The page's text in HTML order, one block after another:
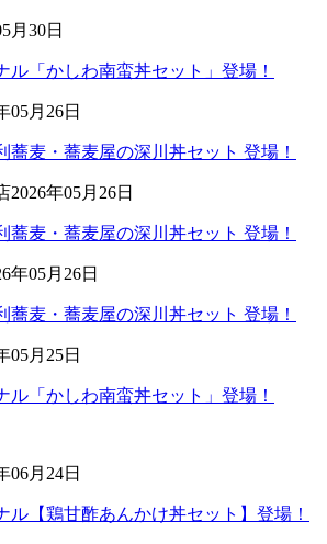
月30日
ル「かしわ南蛮丼セット」登場！
05月26日
蕎麦・蕎麦屋の深川丼セット 登場！
2026年05月26日
蕎麦・蕎麦屋の深川丼セット 登場！
年05月26日
蕎麦・蕎麦屋の深川丼セット 登場！
05月25日
ル「かしわ南蛮丼セット」登場！
06月24日
ル【鶏甘酢あんかけ丼セット】登場！